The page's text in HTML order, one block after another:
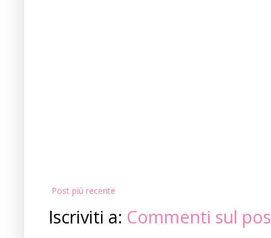
Post più recente
Iscriviti a: Commenti sul